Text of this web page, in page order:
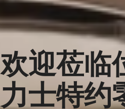
欢迎莅临
力士特约